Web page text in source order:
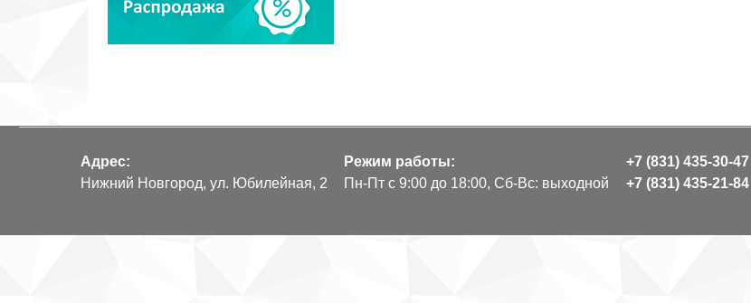
Адрес:
Нижний Новгород, ул. Юбилейная, 2
Режим работы:
Пн-Пт с 9:00 до 18:00, Сб-Вс: выходной
+7 (831) 435-30-47
+7 (831) 435-21-84